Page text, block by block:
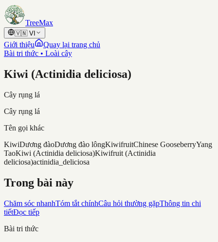
Skip to content
TreeMax
🇻🇳 VI
Giới thiệu
Quay lại trang chủ
Bài tri thức • Loài cây
Kiwi (Actinidia deliciosa)
Cây rụng lá
Cây rụng lá
Tên gọi khác
KiwiDương đàoDương đào lôngKiwifruitChinese GooseberryYang
TaoKiwi (Actinidia deliciosa)Kiwifruit (Actinidia
deliciosa)actinidia_deliciosa
Trong bài này
Chăm sóc nhanhTóm tắt chínhCâu hỏi thường gặpThông tin chi
tiếtĐọc tiếp
Bài tri thức